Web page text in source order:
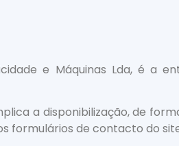
e Máquinas Lda, é a
a disponibilização, de
formulários de contacto do